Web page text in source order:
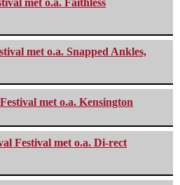
met o.a. Faithless
met o.a. Snapped Ankles,
met o.a. Kensington
Festival met o.a. Di-rect